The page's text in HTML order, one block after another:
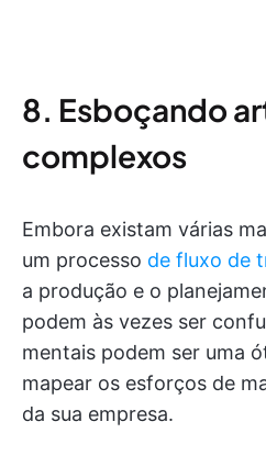
8. Esboçando
complexos
Embora existam várias
um processo de fluxo de
a produção e o
podem às vezes ser
mentais podem ser uma
mapear os esforços de
da sua empresa.